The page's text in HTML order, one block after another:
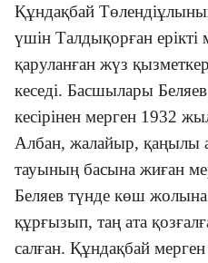
Құндақбай
үшін Талдықорған
қаруланған жүз
кеседі. Басшылары
кесірінен мерген 1932
Албан, жалайыр, қаңылы
тауының басына жиған
Беляев түнде көш жолына
құрғызып, таң ата
салған. Құндақбай